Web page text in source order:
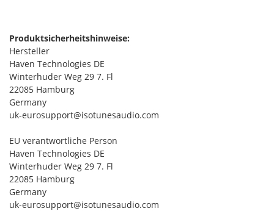
Produktsicherheitshinweise:
Hersteller
Haven Technologies DE
Winterhuder Weg 29 7. Fl
22085 Hamburg
Germany
uk-eurosupport@isotunesaudio.com
EU verantwortliche Person
Haven Technologies DE
Winterhuder Weg 29 7. Fl
22085 Hamburg
Germany
uk-eurosupport@isotunesaudio.com